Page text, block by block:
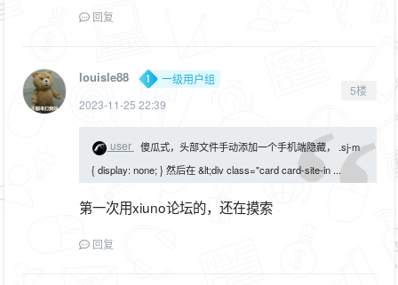
回复
louisle88
一级用户组
2023-11-25 22:39
5楼
user
傻瓜式，头部文件手动添加一个手机端隐藏， .sj-m
{ display: none; } 然后在 &lt;div class="card card-site-in ...
第一次用xiuno论坛的，还在摸索
回复